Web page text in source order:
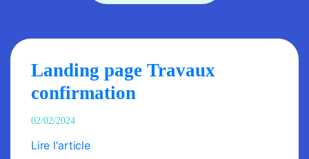
Landing page Travaux
confirmation
02/02/2024
Lire l'article